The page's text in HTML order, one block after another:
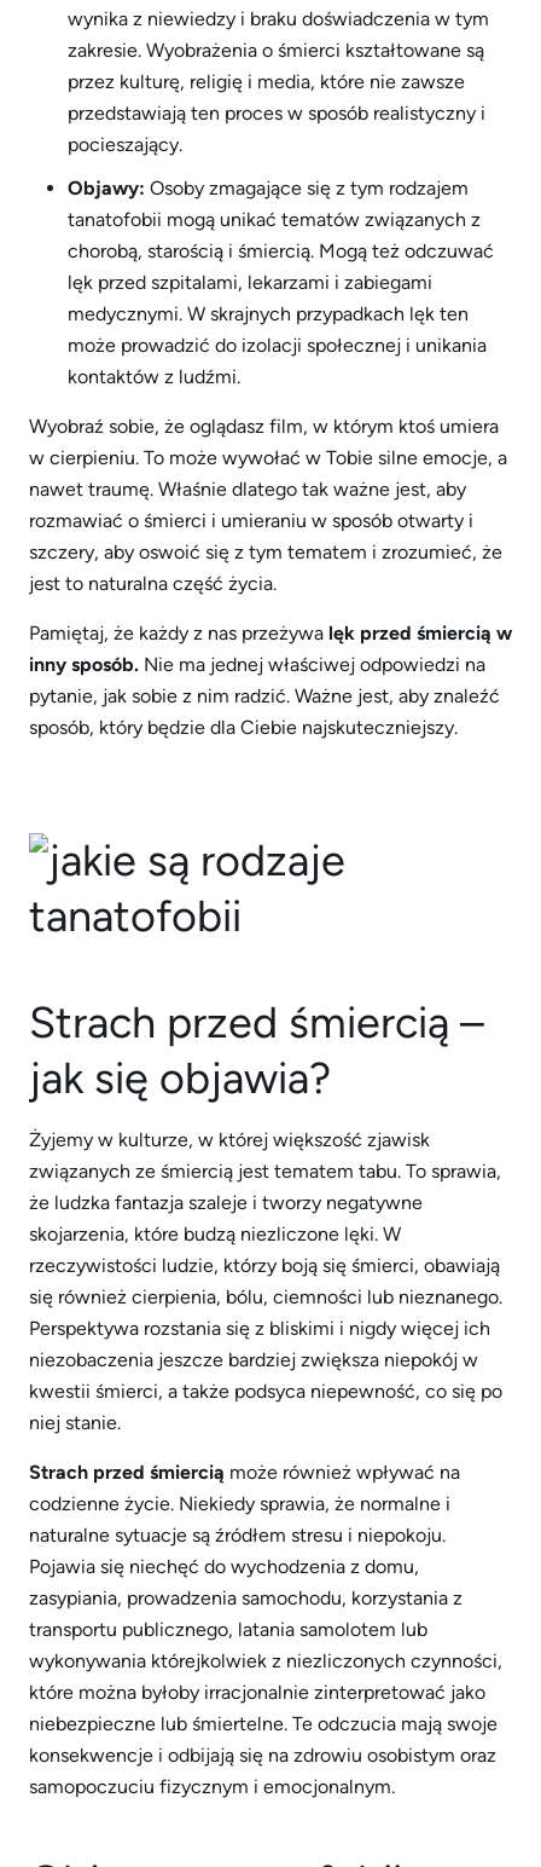
wynika z niewiedzy i braku doświadczenia w tym
zakresie. Wyobrażenia o śmierci kształtowane są
przez kulturę, religię i media, które nie zawsze
przedstawiają ten proces w sposób realistyczny i
pocieszający.
Objawy: Osoby zmagające się z tym rodzajem
tanatofobii mogą unikać tematów związanych z
chorobą, starością i śmiercią. Mogą też odczuwać
lęk przed szpitalami, lekarzami i zabiegami
medycznymi. W skrajnych przypadkach lęk ten
może prowadzić do izolacji społecznej i unikania
kontaktów z ludźmi.
Wyobraź sobie, że oglądasz film, w którym ktoś umiera
w cierpieniu. To może wywołać w Tobie silne emocje, a
nawet traumę. Właśnie dlatego tak ważne jest, aby
rozmawiać o śmierci i umieraniu w sposób otwarty i
szczery, aby oswoić się z tym tematem i zrozumieć, że
jest to naturalna część życia.
Pamiętaj, że każdy z nas przeżywa lęk przed śmiercią w
inny sposób. Nie ma jednej właściwej odpowiedzi na
pytanie, jak sobie z nim radzić. Ważne jest, aby znaleźć
sposób, który będzie dla Ciebie najskuteczniejszy.
Strach przed śmiercią –
jak się objawia?
Żyjemy w kulturze, w której większość zjawisk
związanych ze śmiercią jest tematem tabu. To sprawia,
że ​ludzka fantazja szaleje i tworzy negatywne
skojarzenia, które budzą niezliczone lęki. W
rzeczywistości ludzie, którzy boją się śmierci, obawiają
się również cierpienia, bólu, ciemności lub nieznanego.
Perspektywa rozstania się z bliskimi i nigdy więcej ich
niezobaczenia jeszcze bardziej zwiększa niepokój w
kwestii śmierci, a także podsyca niepewność, co się po
niej stanie.
Strach przed śmiercią może również wpływać na
codzienne życie. Niekiedy sprawia, że normalne i
naturalne sytuacje są źródłem stresu i niepokoju.
Pojawia się niechęć do wychodzenia z domu,
zasypiania, prowadzenia samochodu, korzystania z
transportu publicznego, latania samolotem lub
wykonywania którejkolwiek z niezliczonych czynności,
które można byłoby irracjonalnie zinterpretować jako
niebezpieczne lub śmiertelne. Te odczucia mają swoje
konsekwencje i odbijają się na zdrowiu osobistym oraz
samopoczuciu fizycznym i emocjonalnym.